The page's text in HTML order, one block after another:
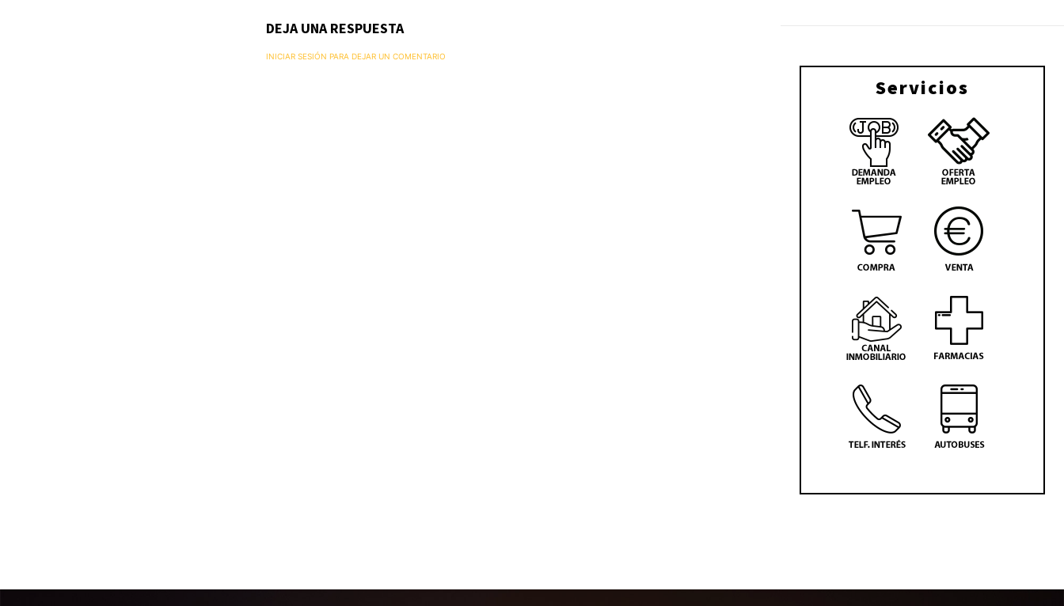
DEJA UNA RESPUESTA
INICIAR SESIÓN PARA DEJAR UN COMENTARIO
Servicios